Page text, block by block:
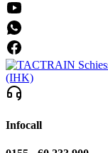
Infocall